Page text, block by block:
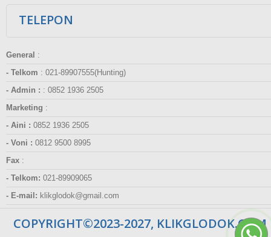
TELEPON
General :
- Telkom : 021-89907555(Hunting)
- Admin : : 0852 1936 2505
Marketing :
- Aini : 0852 1936 2505
- Voni : 0812 9500 8995
Fax :
- Telkom: 021-89909065
- E-mail: klikglodok@gmail.com
COPYRIGHT©2023-2027, KLIKGLODOK.COM